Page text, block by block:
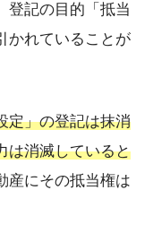
登記の目的「抵当
かれていることが
定」の登記は抹消
は消滅していると
産にその抵当権は